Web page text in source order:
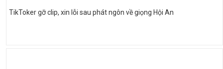
TikToker gỡ clip, xin lỗi sau phát ngôn về giọng Hội An